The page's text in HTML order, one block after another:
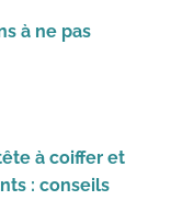
à ne pas
à coiffer et
: conseils